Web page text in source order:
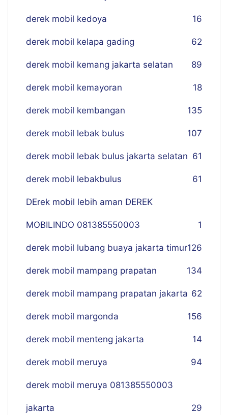
derek mobil kedoya 16
derek mobil kelapa gading 62
derek mobil kemang jakarta selatan 89
derek mobil kemayoran 18
derek mobil kembangan 135
derek mobil lebak bulus 107
derek mobil lebak bulus jakarta selatan 61
derek mobil lebakbulus 61
DErek mobil lebih aman DEREK
MOBILINDO 081385550003 1
derek mobil lubang buaya jakarta timur126
derek mobil mampang prapatan 134
derek mobil mampang prapatan jakarta 62
derek mobil margonda 156
derek mobil menteng jakarta 14
derek mobil meruya 94
derek mobil meruya 081385550003
jakarta 29